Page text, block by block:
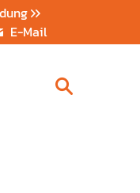
E-Mail